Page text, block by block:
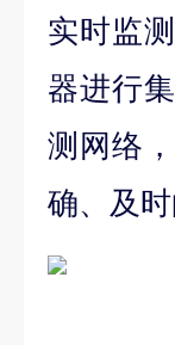
实时监
器进行
测网络
确、及时